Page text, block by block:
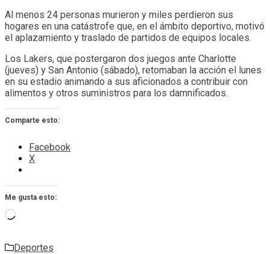
Al menos 24 personas murieron y miles perdieron sus
hogares en una catástrofe que, en el ámbito deportivo, motivó
el aplazamiento y traslado de partidos de equipos locales.
Los Lakers, que postergaron dos juegos ante Charlotte
(jueves) y San Antonio (sábado), retomaban la acción el lunes
en su estadio animando a sus aficionados a contribuir con
alimentos y otros suministros para los damnificados.
Comparte esto:
Facebook
X
Me gusta esto:
Cargando...
Deportes